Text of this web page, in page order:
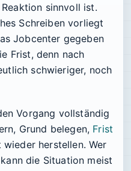
sinnvoll ist.
Schreiben vorliegt
Jobcenter gegeben
Frist, denn nach
schwieriger, noch
Vorgang vollständig
Grund belegen, Frist
herstellen. Wer
die Situation meist